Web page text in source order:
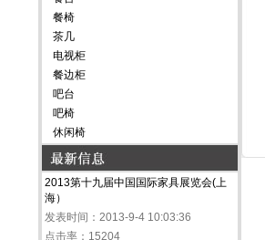
餐椅
茶几
电视柜
餐边柜
吧台
吧椅
休闲椅
2013第十九届中国国际家具展览会(上
海）
发表时间：2013-9-4 10:03:36
点击率：15204